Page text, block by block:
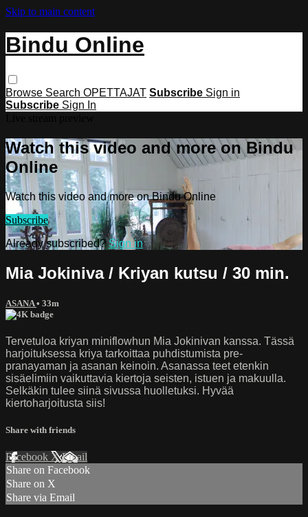
Skip to main content
Bindu Online
Browse Search OPETTAJAT Subscribe Sign in
Subscribe Sign In
Watch this video and more on Bindu
Online
Watch this video and more on Bindu Online
Subscribe
Already subscribed?Sign in
Mia Jokiniva / Kriyan kutsu / 30 min.
ASANA• 33m
Tervetuloa kriyan miniflowhun Mia Jokinivan kanssa. Tässä
harjoituksessa kriya tarkoittaa puhdistumista pre-
pranayaman ja asanan keinoin. Asanassa teet etenkin
sisäelimiin vaikuttavia kiertoja seisten, istuen ja makuulla.
Selkäkin tulee siinä sivussa huolletuksi. Hyvää
kiertoharjoitusta siis!
Share with friends
Facebook XEmail
Share on Facebook
Share on X
Share via Email